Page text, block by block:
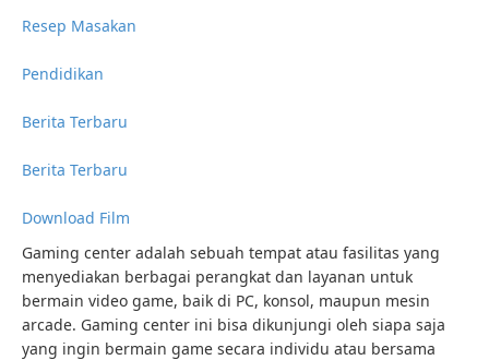
Resep Masakan
Pendidikan
Berita Terbaru
Berita Terbaru
Download Film
Gaming center adalah sebuah tempat atau fasilitas yang
menyediakan berbagai perangkat dan layanan untuk
bermain video game, baik di PC, konsol, maupun mesin
arcade. Gaming center ini bisa dikunjungi oleh siapa saja
yang ingin bermain game secara individu atau bersama